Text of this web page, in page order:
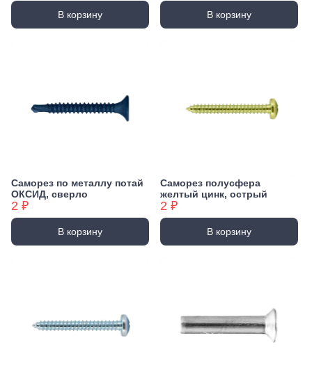
В корзину В корзину
Саморез по металлу потай
ОКСИД, сверло
2 ₽
В корзину
Саморез полусфера
желтый цинк, острый
2 ₽
В корзину